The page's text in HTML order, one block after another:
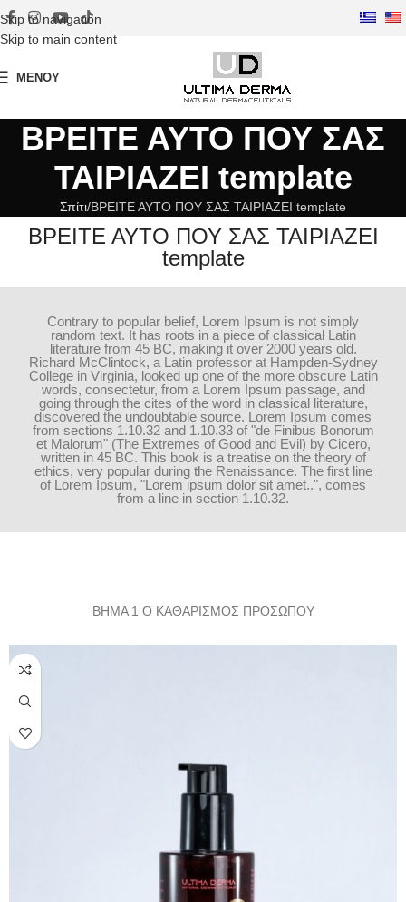
Skip to navigation
Skip to main content
ΜΕΝΟΎ
ΒΡΕΙΤΕ ΑΥΤΟ ΠΟΥ ΣΑΣ
ΤΑΙΡΙΑΖΕΙ template
Σπίτι ΒΡΕΙΤΕ ΑΥΤΟ ΠΟΥ ΣΑΣ ΤΑΙΡΙΑΖΕΙ template
ΒΡΕΙΤΕ ΑΥΤΟ ΠΟΥ ΣΑΣ ΤΑΙΡΙΑΖΕΙ
template
Contrary to popular belief, Lorem Ipsum is not simply
random text. It has roots in a piece of classical Latin
literature from 45 BC, making it over 2000 years old.
Richard McClintock, a Latin professor at Hampden-Sydney
College in Virginia, looked up one of the more obscure Latin
words, consectetur, from a Lorem Ipsum passage, and
going through the cites of the word in classical literature,
discovered the undoubtable source. Lorem Ipsum comes
from sections 1.10.32 and 1.10.33 of "de Finibus Bonorum
et Malorum" (The Extremes of Good and Evil) by Cicero,
written in 45 BC. This book is a treatise on the theory of
ethics, very popular during the Renaissance. The first line
of Lorem Ipsum, "Lorem ipsum dolor sit amet..", comes
from a line in section 1.10.32.
ΒΗΜΑ 1 Ο ΚΑΘΑΡΙΣΜΟΣ ΠΡΟΣΩΠΟΥ